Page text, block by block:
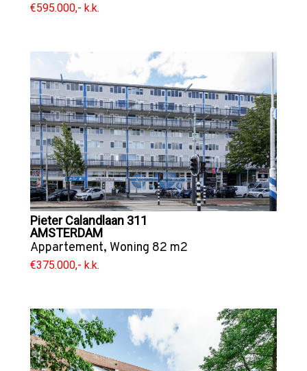
€595.000,- k.k.
Pieter Calandlaan 311
AMSTERDAM
Appartement, Woning 82 m2
€375.000,- k.k.